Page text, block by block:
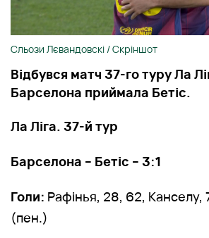
Сльози Лєвандовскі / Скріншот
Відбувся матч 37-го туру Ла
Барселона приймала Бетіс.
Ла Ліга. 37-й тур
Барселона – Бетіс – 3:1
Голи: Рафінья, 28, 62, Канселу,
(пен.)